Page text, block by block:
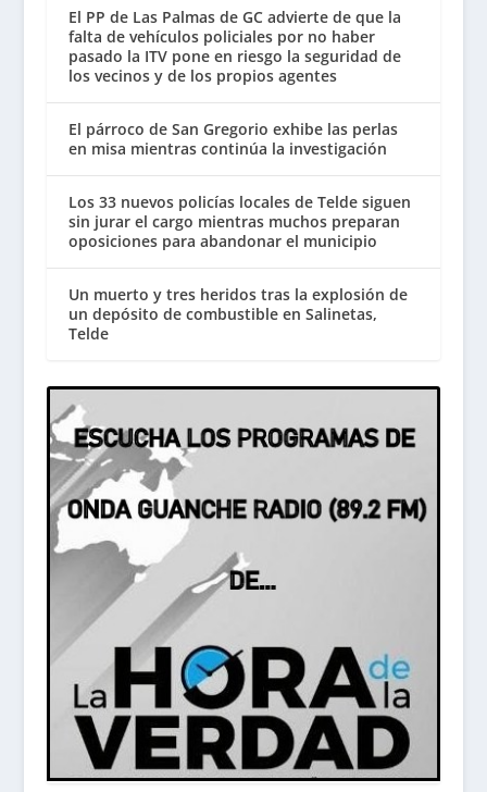
El PP de Las Palmas de GC advierte de que la
falta de vehículos policiales por no haber
pasado la ITV pone en riesgo la seguridad de
los vecinos y de los propios agentes
El párroco de San Gregorio exhibe las perlas
en misa mientras continúa la investigación
Los 33 nuevos policías locales de Telde siguen
sin jurar el cargo mientras muchos preparan
oposiciones para abandonar el municipio
Un muerto y tres heridos tras la explosión de
un depósito de combustible en Salinetas,
Telde